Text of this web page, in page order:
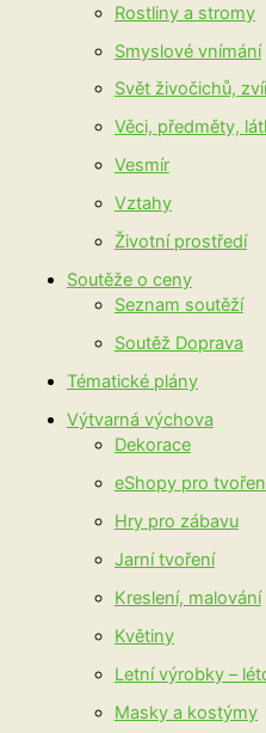
Rostliny a stromy
Smyslové vnímání
Svět živočichů,
Věci, předměty,
Vesmír
Vztahy
Životní prostředí
Soutěže o ceny
Seznam soutěží
Soutěž Doprava
Tématické plány
Výtvarná výchova
Dekorace
eShopy pro
Hry pro zábavu
Jarní tvoření
Kreslení, malování
Květiny
Letní výrobky –
Masky a kostýmy